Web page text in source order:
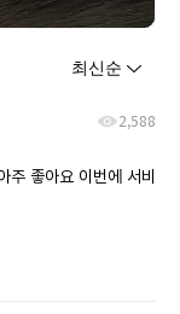
2,588
주 좋아요 이번에 서비